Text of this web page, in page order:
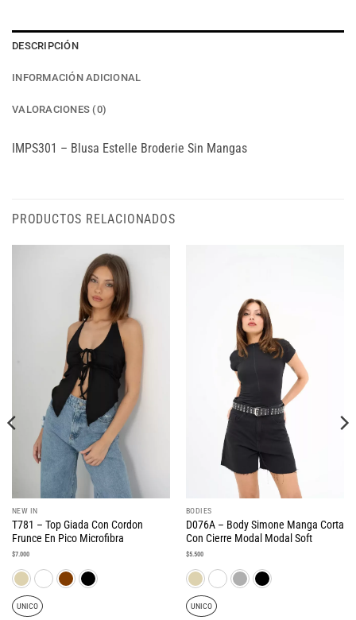
DESCRIPCIÓN
INFORMACIÓN ADICIONAL
VALORACIONES (0)
IMPS301 – Blusa Estelle Broderie Sin Mangas
PRODUCTOS RELACIONADOS
NEW IN
T781 – Top Giada Con Cordon
Frunce En Pico Microfibra
$7.000
UNICO
BODIES
D076A – Body Simone Manga Corta
Con Cierre Modal Modal Soft
$5.500
UNICO